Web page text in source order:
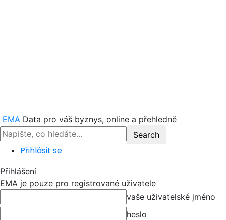
EMA Data pro váš byznys, online a přehledně
Přihlásit se
Přihlášení
EMA je pouze pro registrované uživatele
vaše uživatelské jméno
heslo